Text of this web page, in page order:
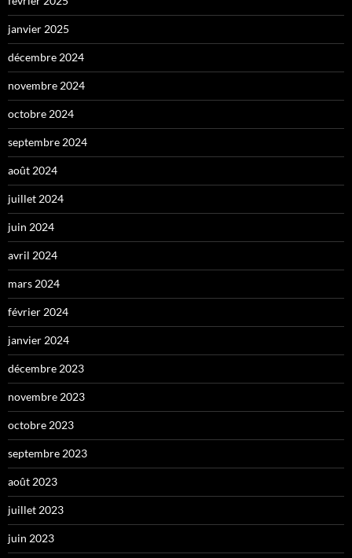
janvier 2025
décembre 2024
novembre 2024
octobre 2024
septembre 2024
août 2024
juillet 2024
juin 2024
avril 2024
mars 2024
février 2024
janvier 2024
décembre 2023
novembre 2023
octobre 2023
septembre 2023
août 2023
juillet 2023
juin 2023